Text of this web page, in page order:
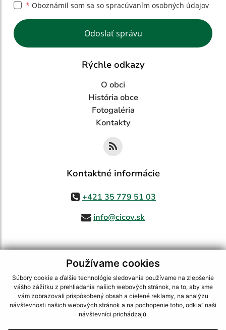
Používame cookies
Súbory cookie a ďalšie technológie sledovania používame na zlepšenie
vášho zážitku z prehliadania našich webových stránok, na to, aby sme
vám zobrazovali prispôsobený obsah a cielené reklamy, na analýzu
návštevnosti našich webových stránok a na pochopenie toho, odkiaľ naši
návštevníci prichádzajú.
* Oboznámil som sa so spracúvaním osobných údajov
Google reCaptcha Response
Odoslať správu
Rýchle odkazy
O obci
História obce
Fotogaléria
Kontakty
Kontaktné informácie
+421 35 779 51 03
info@cicov.sk
využite možnosť získavania aktuálnych informácií s využitím RSS
CMS systém (redakčný) systém ECHELON 2,
Mapa stránok web portál
webhosting, webex.digital, s.r.o.,domény,registrácia domény,
spoločnosť webex.digital, s.r.o.,technický prevádzkovateľ
Posledná aktualizácia:03.08.2026